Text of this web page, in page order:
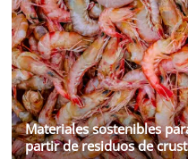
Materiales sostenibles
partir de residuos de